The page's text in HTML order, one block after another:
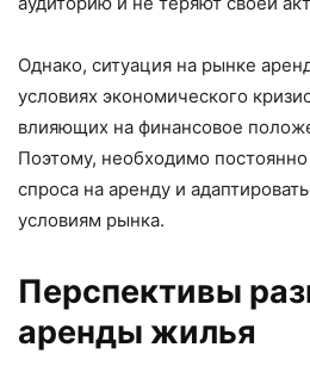
Однако, ситуация на рынке
условиях экономического
влияющих на финансовое
Поэтому, необходимо
спроса на аренду и
условиям рынка.
Перспективы
аренды жилья